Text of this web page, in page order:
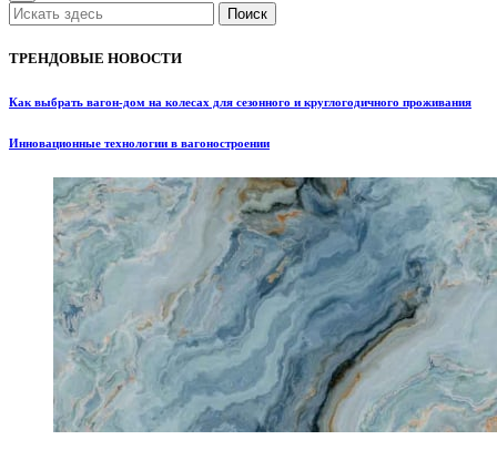
Поиск
ТРЕНДОВЫЕ НОВОСТИ
Как выбрать вагон-дом на колесах для сезонного и круглогодичного проживания
Инновационные технологии в вагоностроении